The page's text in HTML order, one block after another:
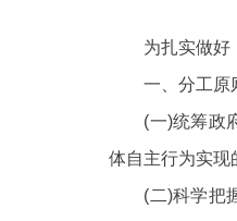
为扎实做好《
一、分工原
(一)统筹政府
体自主行为实现
(二)科学把握